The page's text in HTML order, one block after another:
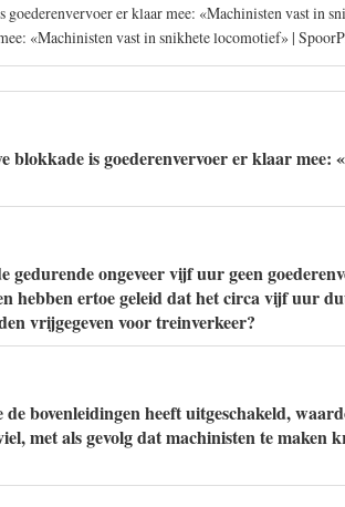
er klaar mee: «Machinisten vast in
«Machinisten vast in snikhete locomotief» |
blokkade is goederenvervoer er klaar mee:
ongeveer vijf uur geen
hebben ertoe geleid dat het circa vijf uur
vrijgegeven voor treinverkeer?
bovenleidingen heeft uitgeschakeld,
met als gevolg dat machinisten te maken